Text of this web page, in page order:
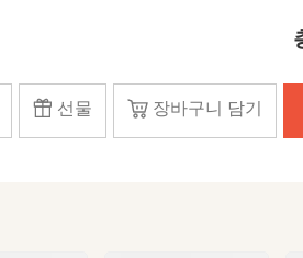
선물 장바구니 담기